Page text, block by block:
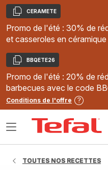
Copier
CERAMETE
Promo de l'été : 30% de
et casseroles en
Copier
BBQETE26
Promo de l'été : 20% de
barbecues avec le code
Conditions de l'offre
Ouvrir
TOUTES NOS RECETTES